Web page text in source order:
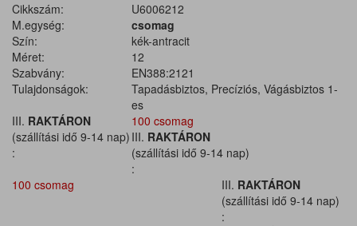
Cikkszám:
U6006212
M.egység:
csomag
Szín:
kék-antracit
Méret:
12
Szabvány:
EN388:2121
Tulajdonságok:
Tapadásbiztos, Precíziós, Vágásbiztos 1-
es
III. RAKTÁRON
(szállítási idő 9-14 nap)
:
100 csomag
III. RAKTÁRON
(szállítási idő 9-14 nap)
:
100 csomag
III. RAKTÁRON
(szállítási idő 9-14 nap)
: